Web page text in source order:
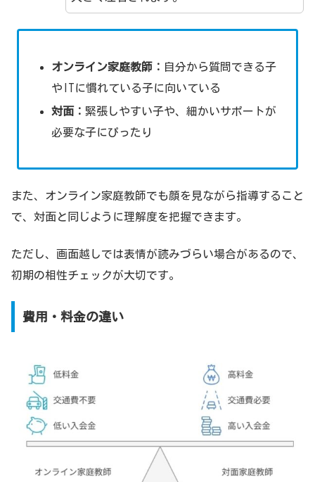
オンライン家庭教師： 自分から質問できる子
やITに慣れている子に向いている
対面： 緊張しやすい子や、細かいサポートが
必要な子にぴったり
また、オンライン家庭教師でも顔を見ながら指導すること
で、対面と同じように理解度を把握できます。
ただし、画面越しでは表情が読みづらい場合があるので、
初期の相性チェックが大切です。
費用・料金の違い